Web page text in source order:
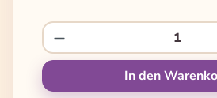
Produkt Anzahl: Gib
In den